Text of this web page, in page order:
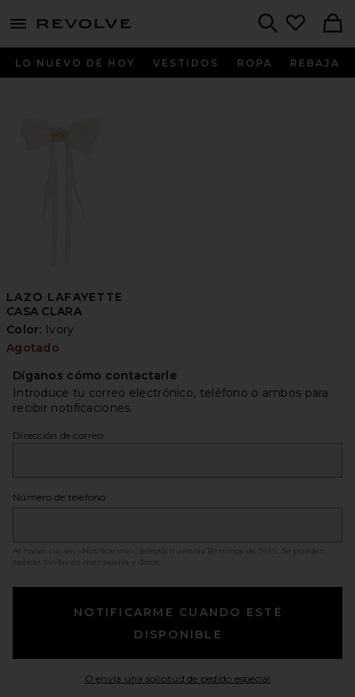
menu - shows more content
LO NUEVO DE HOY VESTIDOS ROPA REBAJA
LAZO LAFAYETTE
CASA CLARA
Color: Ivory
Agotado
Díganos cómo contactarle
Introduce tu correo electrónico, teléfono o ambos para
recibir notificaciones.
Dirección de correo
Número de teléfono
Al hacer clic en «Notificarme», acepta nuestras Términos de SMS
. Se pueden
aplicar tarifas de mensajería y datos.
NOTIFICARME CUANDO ESTÉ
DISPONIBLE
O envía una solicitud de pedido especial